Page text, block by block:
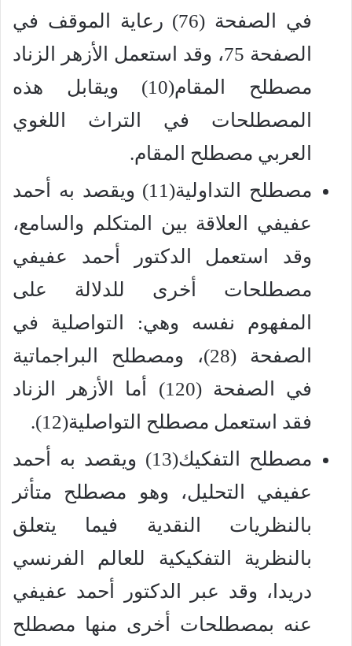
في الصفحة (76) رعاية الموقف في
الصفحة 75، وقد استعمل الأزهر الزناد
مصطلح المقام(10) ويقابل هذه
المصطلحات في التراث اللغوي
العربي مصطلح المقام.
مصطلح التداولية(11) ويقصد به أحمد
عفيفي العلاقة بين المتكلم والسامع،
وقد استعمل الدكتور أحمد عفيفي
مصطلحات أخرى للدلالة على
المفهوم نفسه وهي: التواصلية في
الصفحة (28)، ومصطلح البراجماتية
في الصفحة (120) أما الأزهر الزناد
فقد استعمل مصطلح التواصلية(12).
مصطلح التفكيك(13) ويقصد به أحمد
عفيفي التحليل، وهو مصطلح متأثر
بالنظريات النقدية فيما يتعلق
بالنظرية التفكيكية للعالم الفرنسي
دريدا، وقد عبر الدكتور أحمد عفيفي
عنه بمصطلحات أخرى منها مصطلح